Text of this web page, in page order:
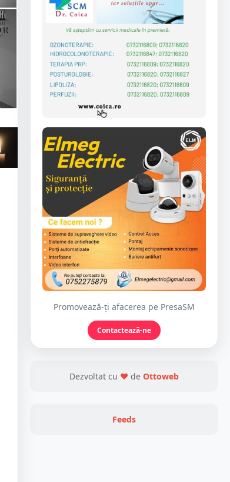
Promovează-ți afacerea pe PresaSM
Contactează-ne
Dezvoltat cu ❤ de Ottoweb
Feeds